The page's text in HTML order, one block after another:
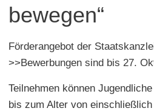
bewegen“
Förderangebot der
>>Bewerbungen sind bis 27.
Teilnehmen können
bis zum Alter von